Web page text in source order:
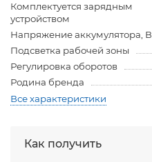
Комплектуется зарядным
устройством
Напряжение аккумулятора, В
Подсветка рабочей зоны
Регулировка оборотов
Родина бренда
Все характеристики
Как получить